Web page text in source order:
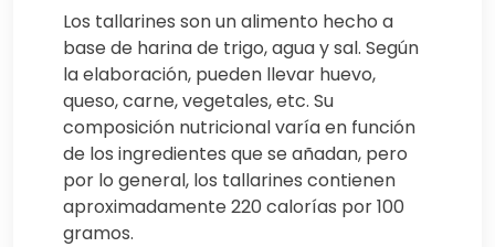
Los tallarines son un alimento hecho a
base de harina de trigo, agua y sal. Según
la elaboración, pueden llevar huevo,
queso, carne, vegetales, etc. Su
composición nutricional varía en función
de los ingredientes que se añadan, pero
por lo general, los tallarines contienen
aproximadamente 220 calorías por 100
gramos.